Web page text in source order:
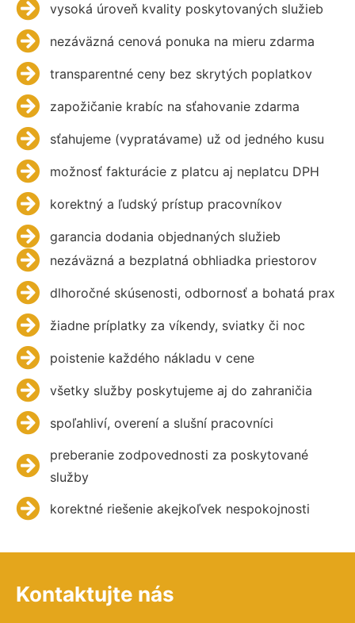
vysoká úroveň kvality poskytovaných služieb
nezáväzná cenová ponuka na mieru zdarma
transparentné ceny bez skrytých poplatkov
zapožičanie krabíc na sťahovanie zdarma
sťahujeme (vypratávame) už od jedného kusu
možnosť fakturácie z platcu aj neplatcu DPH
korektný a ľudský prístup pracovníkov
garancia dodania objednaných služieb
nezáväzná a bezplatná obhliadka priestorov
dlhoročné skúsenosti, odbornosť a bohatá prax
žiadne príplatky za víkendy, sviatky či noc
poistenie každého nákladu v cene
všetky služby poskytujeme aj do zahraničia
spoľahliví, overení a slušní pracovníci
preberanie zodpovednosti za poskytované
služby
korektné riešenie akejkoľvek nespokojnosti
Kontaktujte nás